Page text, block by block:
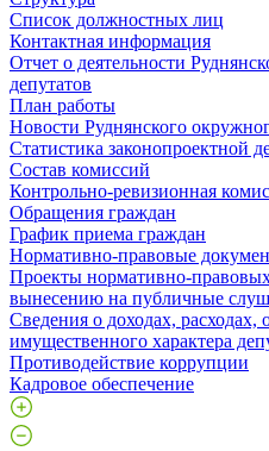
Список должностных лиц
Контактная информация
Отчет о деятельности
депутатов
План работы
Новости Руднянского
Статистика законопроектной
Состав комиссий
Контрольно-ревизионная
Обращения граждан
График приема граждан
Нормативно-правовые
Проекты нормативно-
вынесению на публичные
Сведения о доходах, расходах,
имущественного характера
Противодействие коррупции
Кадровое обеспечение